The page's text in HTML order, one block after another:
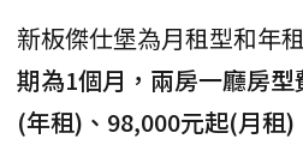
新板傑仕堡為月租型和年
期為1個月，兩房一廳房
(年租)、98,000元起(月租